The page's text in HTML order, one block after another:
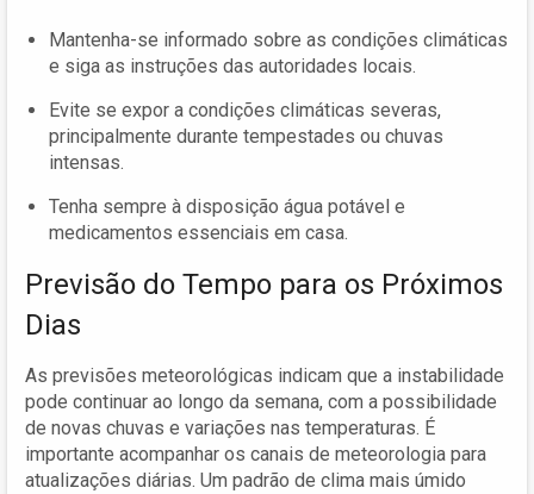
Mantenha-se informado sobre as condições climáticas
e siga as instruções das autoridades locais.
Evite se expor a condições climáticas severas,
principalmente durante tempestades ou chuvas
intensas.
Tenha sempre à disposição água potável e
medicamentos essenciais em casa.
Previsão do Tempo para os Próximos
Dias
As previsões meteorológicas indicam que a instabilidade
pode continuar ao longo da semana, com a possibilidade
de novas chuvas e variações nas temperaturas. É
importante acompanhar os canais de meteorologia para
atualizações diárias. Um padrão de clima mais úmido